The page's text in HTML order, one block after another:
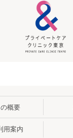
概要
用案内